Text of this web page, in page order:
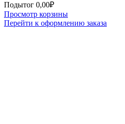
Товары
в
Подытог 0,00₽
Просмотр корзины
Перейти к оформлению заказа